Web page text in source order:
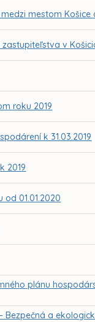
mestom Košice
v
roku 2019
k 31.03.2019
2019
01.01.2020
plánu
Bezpečná a